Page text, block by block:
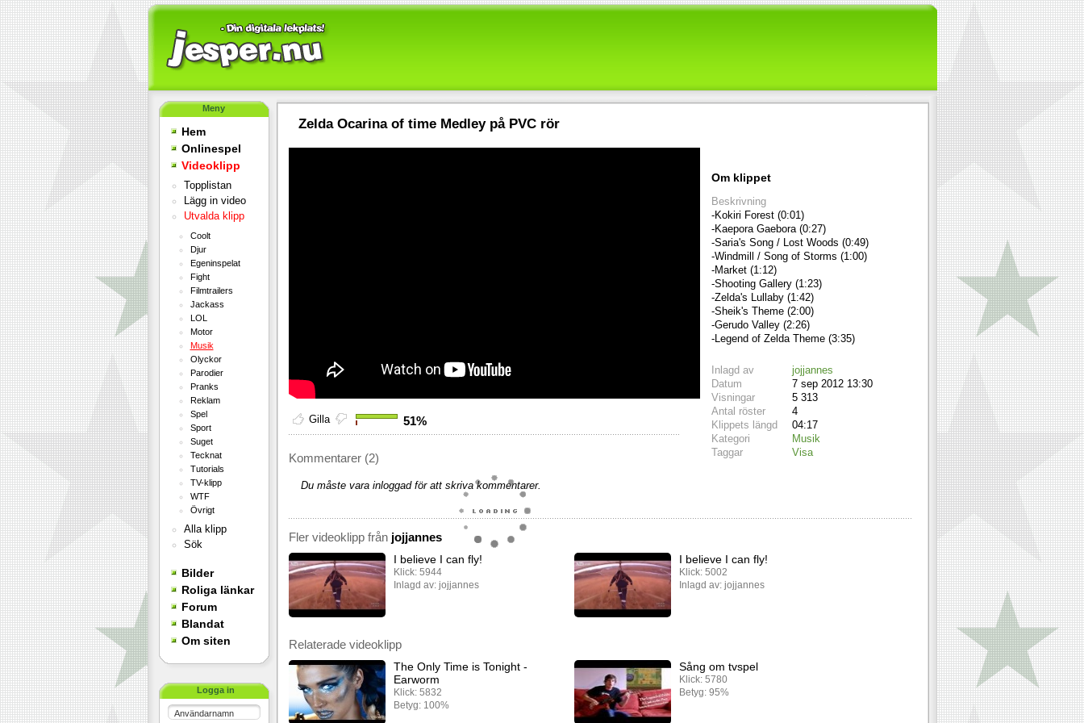
Meny
Hem
Onlinespel
Videoklipp
Topplistan
Lägg in video
Utvalda klipp
Coolt
Djur
Egeninspelat
Fight
Filmtrailers
Jackass
LOL
Motor
Musik
Olyckor
Parodier
Pranks
Reklam
Spel
Sport
Suget
Tecknat
Tutorials
TV-klipp
WTF
Övrigt
Alla klipp
Sök
Bilder
Roliga länkar
Forum
Blandat
Om siten
Logga in
Användarnamn
Zelda Ocarina of time Medley på PVC rör
Gilla 51%
Kommentarer (2)
Du måste vara inloggad för att skriva kommentarer.
Om klippet
Beskrivning
-Kokiri Forest (0:01)
-Kaepora Gaebora (0:27)
-Saria's Song / Lost Woods (0:49)
-Windmill / Song of Storms (1:00)
-Market (1:12)
-Shooting Gallery (1:23)
-Zelda's Lullaby (1:42)
-Sheik's Theme (2:00)
-Gerudo Valley (2:26)
-Legend of Zelda Theme (3:35)
Inlagd av
jojjannes
Datum
7 sep 2012 13:30
Visningar
5 313
Antal röster
4
Klippets längd
04:17
Kategori
Musik
Taggar
Visa
Fler videoklipp från jojjannes
I believe I can fly!
Klick: 5944
Inlagd av: jojjannes
I believe I can fly!
Klick: 5002
Inlagd av: jojjannes
Relaterade videoklipp
The Only Time is Tonight -
Earworm
Klick: 5832
Betyg: 100%
Sång om tvspel
Klick: 5780
Betyg: 95%